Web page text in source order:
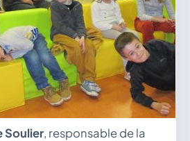
Soulier, responsable de la